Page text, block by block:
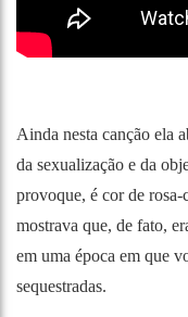
Ainda nesta canção ela
da sexualização e da
provoque, é cor de rosa-
mostrava que, de fato,
em uma época em que
sequestradas.